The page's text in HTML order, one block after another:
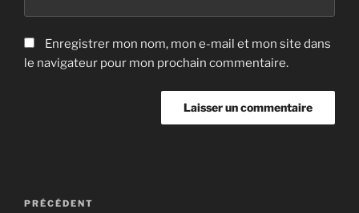
Enregistrer mon nom, mon e-mail et mon site dans
le navigateur pour mon prochain commentaire.
Navigation
Article
PRÉCÉDENT